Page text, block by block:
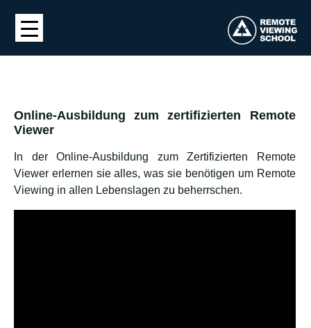
Online-Ausbildung zum zertifizierten Remote
Viewer
In der Online-Ausbildung zum Zertifizierten Remote
Viewer erlernen sie alles, was sie benötigen um Remote
Viewing in allen Lebenslagen zu beherrschen.